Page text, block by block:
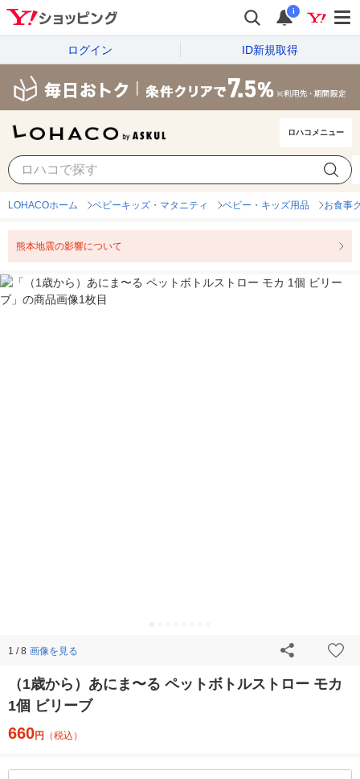
i
ログイン ID新規取得
ロハコメニュー
LOHACOホーム ベビーキッズ・マタニティ ベビー・キッズ用品 お食事
熊本地震の影響について
1 / 8 画像を見る
（1歳から）あにま〜る ペットボトルストロー モカ
1個 ビリーブ
660円 （税込）